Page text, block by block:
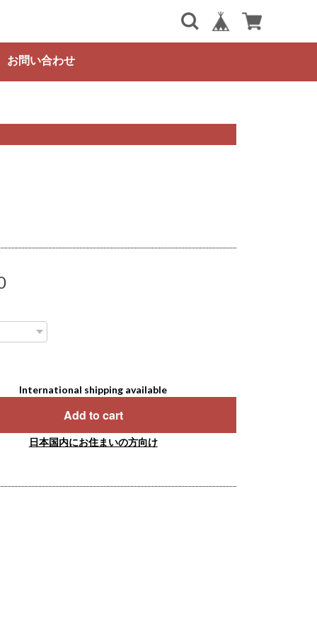
お問い合わせ
International shipping available
Add to cart
日本国内にお住まいの方向け